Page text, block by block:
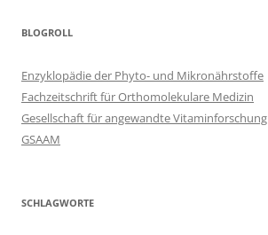
BLOGROLL
Enzyklopädie der Phyto- und Mikronährstoffe
Fachzeitschrift für Orthomolekulare Medizin
Gesellschaft für angewandte Vitaminforschung
GSAAM
SCHLAGWORTE